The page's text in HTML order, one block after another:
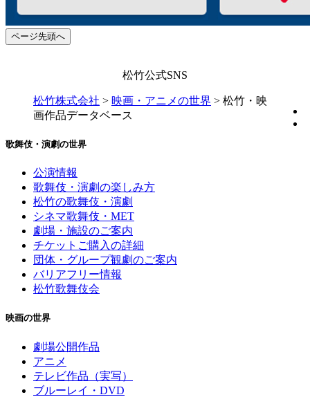
ページ先頭へ
松竹公式SNS
松竹株式会社 > 映画・アニメの世界 > 松竹・映
画作品データベース
歌舞伎・演劇の世界
公演情報
歌舞伎・演劇の楽しみ方
松竹の歌舞伎・演劇
シネマ歌舞伎・MET
劇場・施設のご案内
チケットご購入の詳細
団体・グループ観劇のご案内
バリアフリー情報
松竹歌舞伎会
映画の世界
劇場公開作品
アニメ
テレビ作品（実写）
ブルーレイ・DVD